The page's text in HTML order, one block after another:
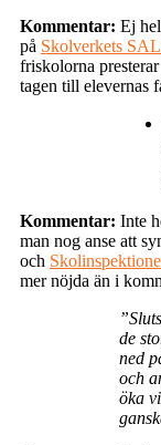
Kommentar: Ej
på Skolverkets
friskolorna
tagen till elevernas
Kommentar: Inte
man nog anse att
och
mer nöjda än i
de
ned
och
öka